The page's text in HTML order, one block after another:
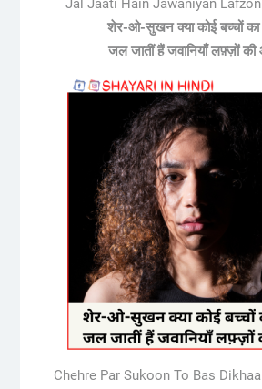
शेर-ओ-सुखन क्या कोई बच्चों
जल जातीं हैं जवानियाँ लफ़्ज़ों
Chehre Par Sukoon To Bas